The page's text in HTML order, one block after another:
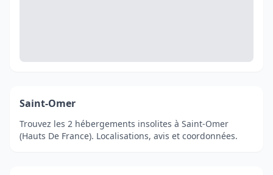
Saint-Omer
Trouvez les 2 hébergements insolites à Saint-Omer
(Hauts De France). Localisations, avis et coordonnées.